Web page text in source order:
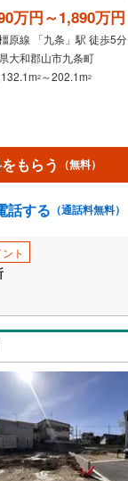
万円～1,890万円
原線 「九条」駅 徒歩5分
大和郡山市九条町
2 ～202.1m2
もらう （無料）
話する （通話料無料）
ト